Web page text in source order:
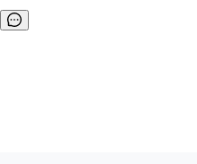
服务能力。基于对上海SEO服务
于实验模式。 官方建议